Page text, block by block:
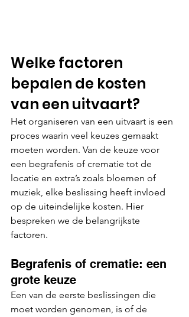
Welke factoren
bepalen de kosten
van een uitvaart?
Het organiseren van een uitvaart is een
proces waarin veel keuzes gemaakt
moeten worden. Van de keuze voor
een begrafenis of crematie tot de
locatie en extra’s zoals bloemen of
muziek, elke beslissing heeft invloed
op de uiteindelijke kosten. Hier
bespreken we de belangrijkste
factoren.
Begrafenis of crematie: een
grote keuze
Een van de eerste beslissingen die
moet worden genomen, is of de